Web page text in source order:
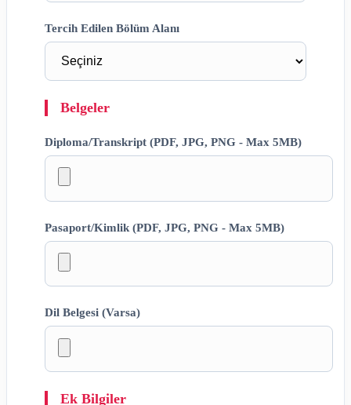
Tercih Edilen Bölüm Alanı
Belgeler
Diploma/Transkript (PDF, JPG, PNG - Max 5MB)
Pasaport/Kimlik (PDF, JPG, PNG - Max 5MB)
Dil Belgesi (Varsa)
Ek Bilgiler